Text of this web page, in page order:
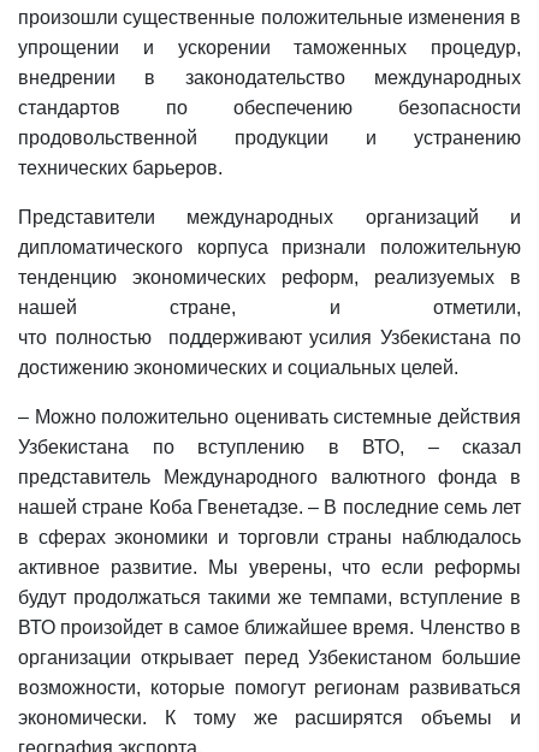
произошли существенные положительные изменения в
упрощении и ускорении таможенных процедур,
внедрении в законодательство международных
стандартов по обеспечению безопасности
продовольственной продукции и устранению
технических барьеров.
Представители международных организаций и
дипломатического корпуса признали положительную
тенденцию экономических реформ, реализуемых в
нашей стране, и отметили,
что полностью поддерживают усилия Узбекистана по
достижению экономических и социальных целей.
– Можно положительно оценивать системные действия
Узбекистана по вступлению в ВТО, – сказал
представитель Международного валютного фонда в
нашей стране Коба Гвенетадзе. – В последние семь лет
в сферах экономики и торговли страны наблюдалось
активное развитие. Мы уверены, что если реформы
будут продолжаться такими же темпами, вступление в
ВТО произойдет в самое ближайшее время. Членство в
организации открывает перед Узбекистаном большие
возможности, которые помогут регионам развиваться
экономически. К тому же расширятся объемы и